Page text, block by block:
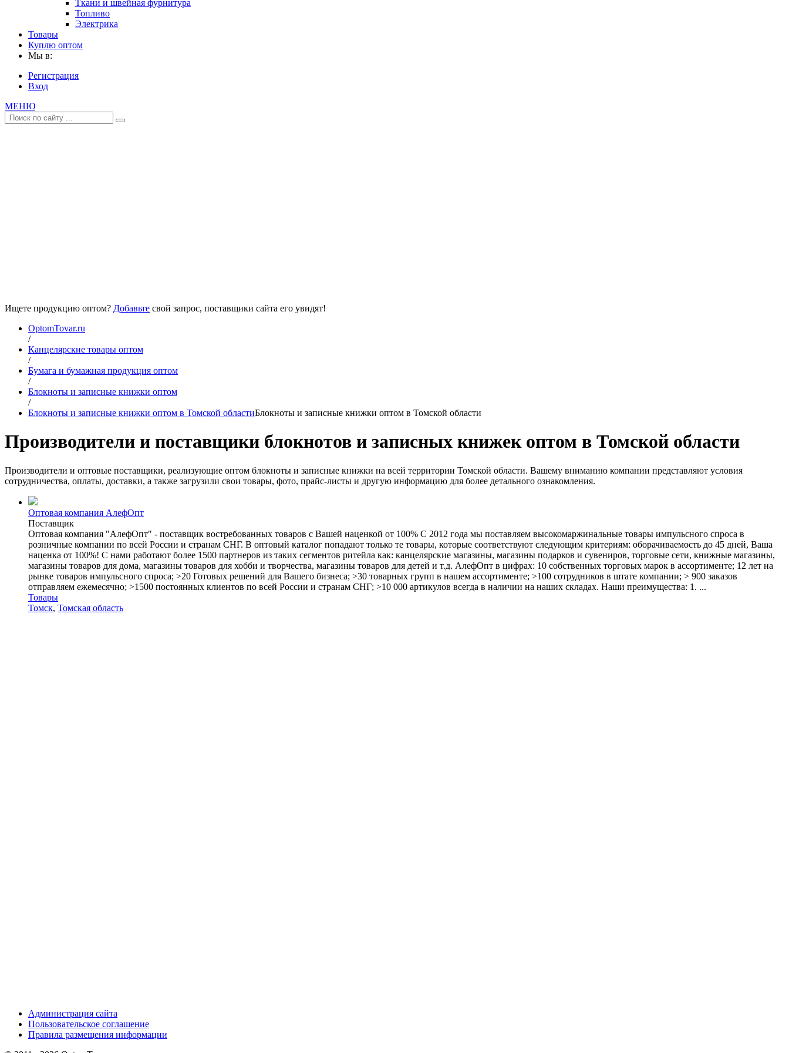
Ткани и швейная фурнитура
Топливо
Электрика
Товары
Куплю оптом
Мы в:
Регистрация
Вход
МЕНЮ
Ищете продукцию оптом? Добавьте свой запрос, поставщики сайта его увидят!
OptomTovar.ru
/
Канцелярские товары оптом
/
Бумага и бумажная продукция оптом
/
Блокноты и записные книжки оптом
/
Блокноты и записные книжки оптом в Томской областиБлокноты и записные книжки оптом в Томской области
Производители и поставщики блокнотов и записных книжек оптом в Томской области
Производители и оптовые поставщики, реализующие оптом блокноты и записные книжки на всей территории Томской области. Вашему вниманию компании представляют условия
сотрудничества, оплаты, доставки, а также загрузили свои товары, фото, прайс-листы и другую информацию для более детального ознакомления.
Оптовая компания АлефОпт
Поставщик
Оптовая компания ″АлефОпт″ - поставщик востребованных товаров с Вашей наценкой от 100% С 2012 года мы поставляем высокомаржинальные товары импульсного спроса в
розничные компании по всей России и странам СНГ. В оптовый каталог попадают только те товары, которые соответствуют следующим критериям: оборачиваемость до 45 дней, Ваша
наценка от 100%! С нами работают более 1500 партнеров из таких сегментов ритейла как: канцелярские магазины, магазины подарков и сувениров, торговые сети, книжные магазины,
магазины товаров для дома, магазины товаров для хобби и творчества, магазины товаров для детей и т.д. АлефОпт в цифрах: 10 собственных торговых марок в ассортименте; 12 лет на
рынке товаров импульсного спроса; >20 Готовых решений для Вашего бизнеса; >30 товарных групп в нашем ассортименте; >100 сотрудников в штате компании; > 900 заказов
отправляем ежемесячно; >1500 постоянных клиентов по всей России и странам СНГ; >10 000 артикулов всегда в наличии на наших складах. Наши преимущества: 1. ...
Товары
Томск, Томская область
Администрация сайта
Пользовательское соглашение
Правила размещения информации